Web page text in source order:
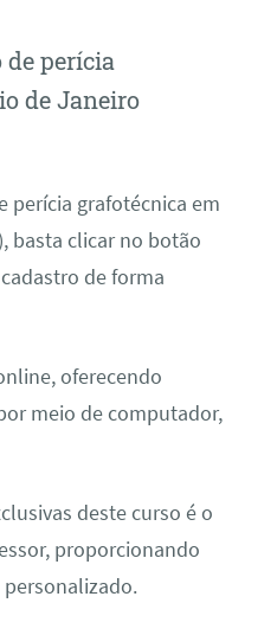
de perícia
de Janeiro
perícia grafotécnica em
basta clicar no botão
de forma
oferecendo
meio de computador,
deste curso é o
proporcionando